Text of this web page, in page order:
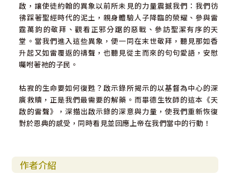
啟，讓使徒約翰的異象以前所未見的力量震撼我們：我們彷
彿踩著聖經時代的泥土，親身體驗人子降臨的榮耀、參與雷
霆萬鈞的敬拜、觀看正邪分踞的惡戰、參訪聖潔有序的天
堂。當我們進入這些異象，便一同在末世敬拜，聽見那如香
升起又如雷覆返的禱聲，也聽見從主而來的句句愛語，安慰
囑咐著祂的子民。
枯寂的生命要如何復甦？啟示錄所揭示的以基督為中心的深
廣救贖，正是我們最需要的解藥。而畢德生牧師的這本《天
啟的雷聲》，深描出啟示錄的深意與力量，使我們重新恢復
對於恩典的感受，同時看見並回應上帝在我們當中的行動！
作者介紹